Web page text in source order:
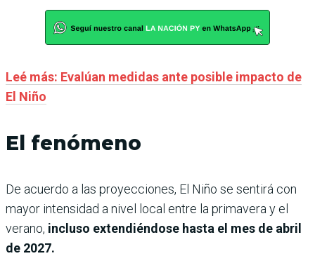
Leé más: Evalúan medidas ante posible impacto de
El Niño
El fenómeno
De acuerdo a las proyecciones, El Niño se sentirá con
mayor intensidad a nivel local entre la primavera y el
verano, incluso extendiéndose hasta el mes de abril
de 2027.